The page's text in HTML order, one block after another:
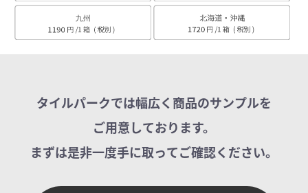
タイルパークでは幅広く商品のサンプルを
ご用意しております。
まずは是非一度手に取ってご確認ください。